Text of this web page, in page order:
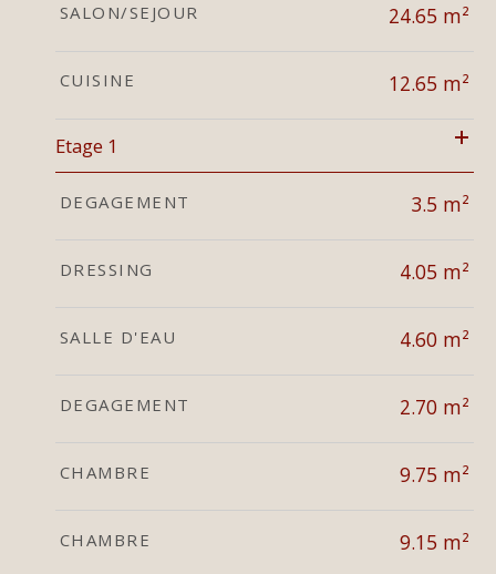
SALON/SEJOUR 24.65 m²
CUISINE 12.65 m²
Etage 1
DEGAGEMENT 3.5 m²
DRESSING 4.05 m²
SALLE D'EAU 4.60 m²
DEGAGEMENT 2.70 m²
CHAMBRE 9.75 m²
CHAMBRE 9.15 m²